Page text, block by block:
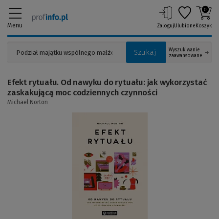
Menu
Szukaj
Wyszukiwanie
zaawansowane
ZalogujUlubione
0
Koszyk
Efekt rytuału. Od nawyku do rytuału: jak wykorzystać
zaskakującą moc codziennych czynności
Michael Norton